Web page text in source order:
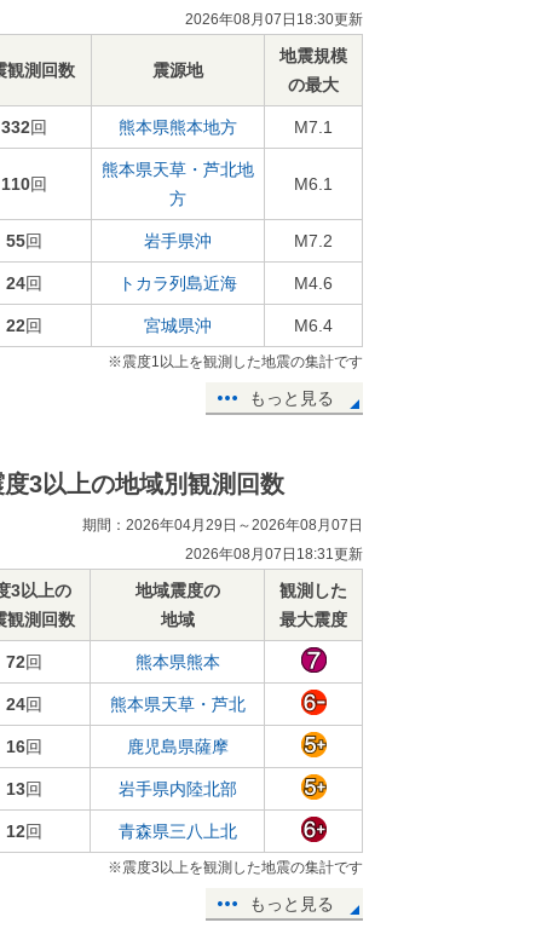
2026年08月07日18:30更新
観測回数 震源地
地震規模
の最大
332回 熊本県熊本地方 M7.1
110回
熊本県天草・芦北地
方
M6.1
55回 岩手県沖 M7.2
24回 トカラ列島近海 M4.6
22回 宮城県沖 M6.4
※震度1以上を観測した地震の集計です
もっと見る
度3以上の地域別観測回数
期間：2026年04月29日～2026年08月07日
2026年08月07日18:31更新
3以上の
観測回数
地域震度の
地域
観測した
最大震度
72回 熊本県熊本
24回 熊本県天草・芦北
16回 鹿児島県薩摩
13回 岩手県内陸北部
12回 青森県三八上北
※震度3以上を観測した地震の集計です
もっと見る